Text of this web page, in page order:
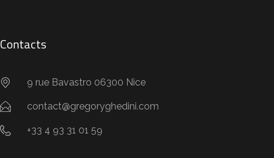
Contacts
9 rue Bavastro 06300 Nice
contact@gregoryghedini.com
+33 4 93 31 01 59